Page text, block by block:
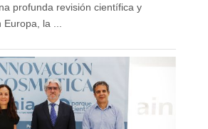
profunda revisión científica y
la ...